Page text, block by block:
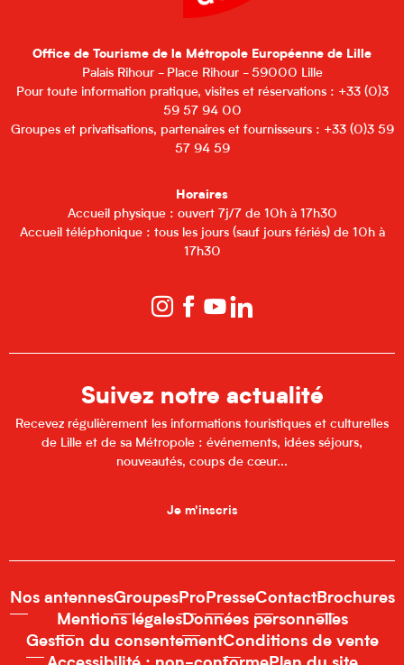
Office de Tourisme de la Métropole Européenne de Lille
Palais Rihour - Place Rihour - 59000 Lille
Pour toute information pratique, visites et réservations : +33 (0)3
59 57 94 00
Groupes et privatisations, partenaires et fournisseurs : +33 (0)3 59
57 94 59
Horaires
Accueil physique : ouvert 7j/7 de 10h à 17h30
Accueil téléphonique : tous les jours (sauf jours fériés) de 10h à
17h30
Suivez notre actualité
Recevez régulièrement les informations touristiques et culturelles
de Lille et de sa Métropole : événements, idées séjours,
nouveautés, coups de cœur...
Je m'inscris
Nos antennesGroupesPro PresseContactBrochures
Mentions légalesDonnées personnelles
Gestion du consentementConditions de vente